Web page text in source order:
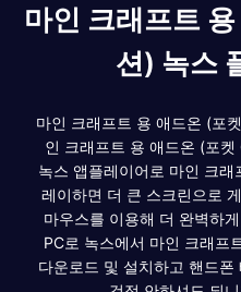
마인 크래프트
션) 녹스
마인 크래프트 용 애드온 (포
인 크래프트 용 애드온 (포
녹스 앱플레이어로 마인 크
레이하면 더 큰 스크린으로
마우스를 이용해 더 완벽하
PC로 녹스에서 마인 크래프
다운로드 및 설치하고 핸드